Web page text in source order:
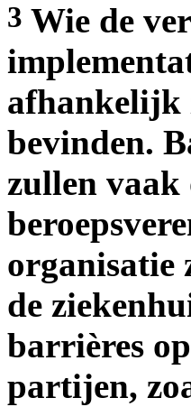
3 Wie de
afhankelijk
bevinden.
zullen vaak
organisatie
de
barrières
partijen,